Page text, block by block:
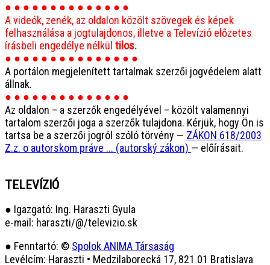
● ● ● ● ● ● ● ● ● ● ● ● ● ●
A videók, zenék, az oldalon közölt szövegek és képek
felhasználása a jogtulajdonos, illetve a Televízió előzetes
írásbeli engedélye nélkül tilos.
● ● ● ● ● ● ● ● ● ● ● ● ● ● ●
A portálon megjelenített tartalmak szerzői jogvédelem alatt
állnak.
● ● ● ● ● ● ● ● ● ● ● ● ● ●
Az oldalon – a szerzők engedélyével – közölt valamennyi
tartalom szerzői joga a szerzők tulajdona. Kérjük, hogy Ön is
tartsa be a szerzői jogról szóló törvény — ZÁKON 618/2003
Z.z. o autorskom práve ... (autorský zákon) — előírásait.
TELEVÍZIÓ
● Igazgató: Ing. Haraszti Gyula
e-mail: haraszti/@/televizio.sk
● Fenntartó: © Spolok ANIMA Társaság
Levélcím: Haraszti • Medzilaborecká 17, 821 01 Bratislava